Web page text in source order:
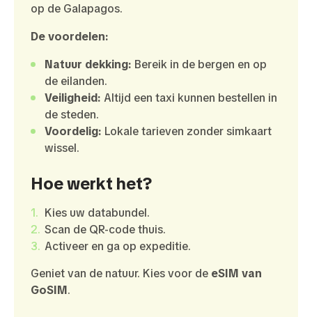
op de Galapagos.
De voordelen:
Natuur dekking: Bereik in de bergen en op
de eilanden.
Veiligheid: Altijd een taxi kunnen bestellen in
de steden.
Voordelig: Lokale tarieven zonder simkaart
wissel.
Hoe werkt het?
Kies uw databundel.
Scan de QR-code thuis.
Activeer en ga op expeditie.
Geniet van de natuur. Kies voor de eSIM van
GoSIM.